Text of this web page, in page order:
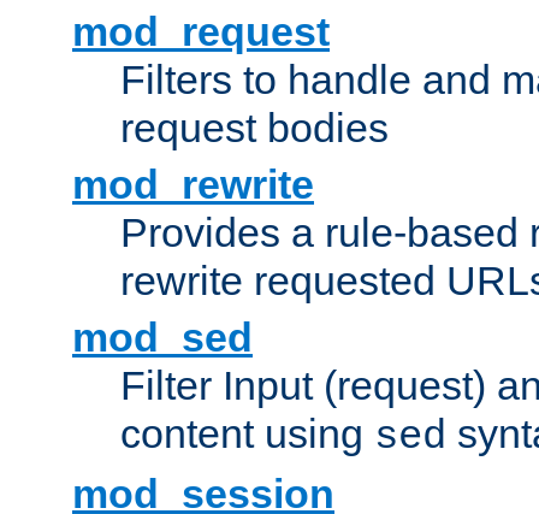
mod_request
Filters to handle and
request bodies
mod_rewrite
Provides a rule-based
rewrite requested
mod_sed
Filter Input (request)
content using sed
mod_session